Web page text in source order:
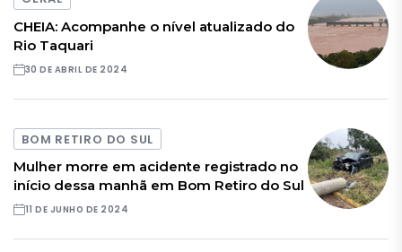
CHEIA: Acompanhe o nível atualizado do
Rio Taquari
30 DE ABRIL DE 2024
BOM RETIRO DO SUL
Mulher morre em acidente registrado no
início dessa manhã em Bom Retiro do Sul
11 DE JUNHO DE 2024